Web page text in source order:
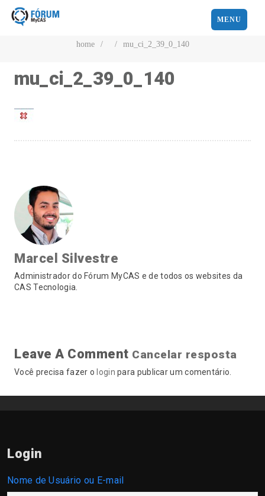
MENU
home / / mu_ci_2_39_0_140
mu_ci_2_39_0_140
Marcel Silvestre
Administrador do Fórum MyCAS e de todos os websites da
CAS Tecnologia.
Leave A Comment Cancelar resposta
Você precisa fazer o login para publicar um comentário.
Login
Nome de Usuário ou E-mail